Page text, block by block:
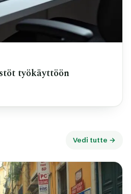
työkäyttöön
Vedi tutte →